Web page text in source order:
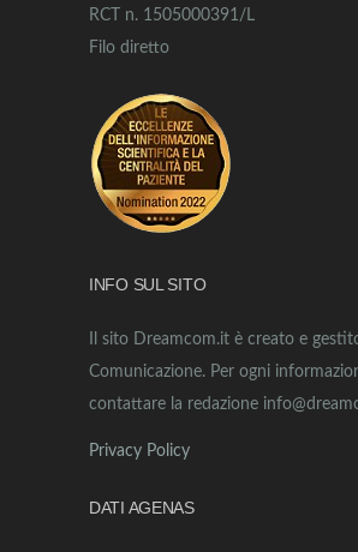
RCT n. 1505000391/L
Filo diretto
INFO SUL SITO
Il sito Dreamcom.it è creato e
Comunicazione. Per ogni
contattare la redazione
Privacy Policy
DATI AGENAS